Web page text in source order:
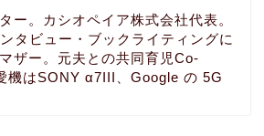
ー。カシオペイア株式会社代表。
タビュー・ブックライティングに
ザー。元夫との共同育児Co-
機はSONY α7III、Google の 5G